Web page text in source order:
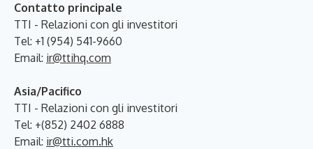
Contatto principale
TTI - Relazioni con gli investitori
Tel: +1 (954) 541-9660
Email: ir@ttihq.com
Asia/Pacifico
TTI - Relazioni con gli investitori
Tel: +(852) 2402 6888
Email: ir@tti.com.hk